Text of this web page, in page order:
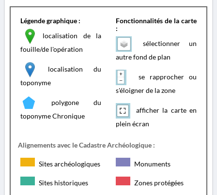
Légende graphique :
localisation de la
fouille/de l'opération
localisation du
toponyme
polygone du
toponyme Chronique
Fonctionnalités de la carte
:
sélectionner un
autre fond de plan
se rapprocher ou
s'éloigner de la zone
afficher la carte en
plein écran
Alignements avec le Cadastre Archéologique :
Sites archéologiques Monuments
Sites historiques Zones protégées